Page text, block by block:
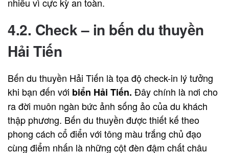
4.2. Check – in bến du thuyền
Hải Tiến
Bến du thuyền Hải Tiến là tọa độ check-in lý tưởng
khi bạn đến với biển Hải Tiến. Đây chính là nơi cho
ra đời muôn ngàn bức ảnh sống ảo của du khách
thập phương. Bến du thuyền được thiết kế theo
phong cách cổ điển với tông màu trắng chủ đạo
cùng điểm nhấn là những cột đèn đậm chất châu